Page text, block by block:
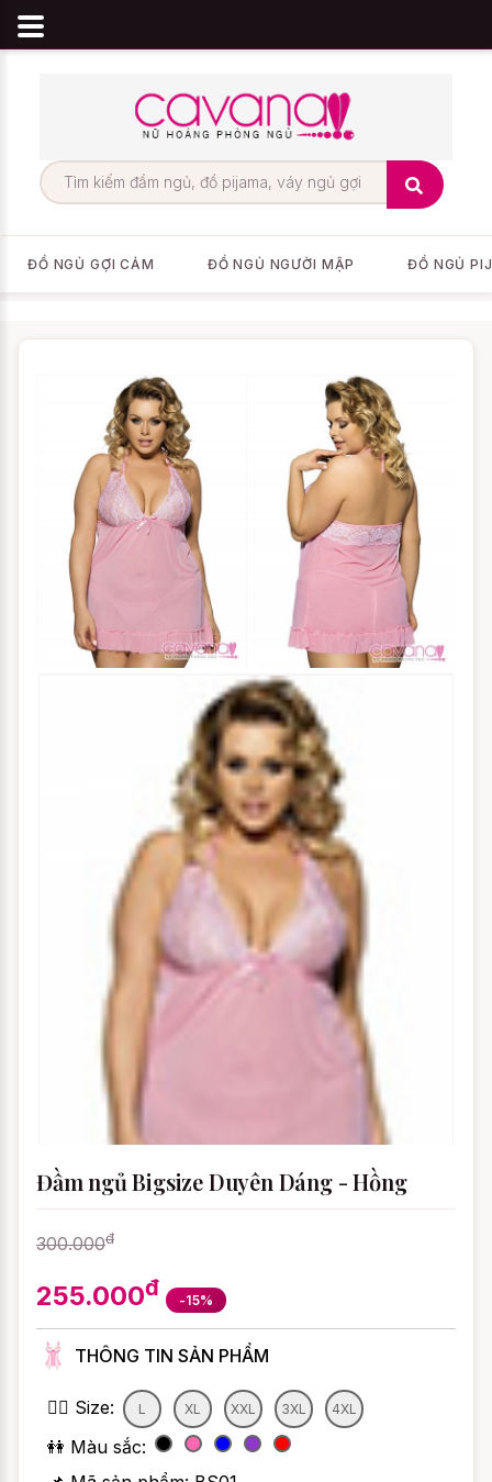
ĐỒ NGỦ GỢI CẢM ĐỒ NGỦ NGƯỜI MẬP ĐỒ NGỦ
Đầm ngủ Bigsize Duyên Dáng - Hồng
300.000đ
255.000đ -15%
THÔNG TIN SẢN PHẨM
👯‍♀️ Size: L XL XXL 3XL 4XL
👭 Màu sắc: